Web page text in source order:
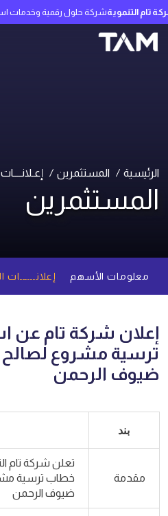
تام التنمويةشركة حلول رقمية وخدمات
الرئيسية المستثمرين
المستثمرين
معلومات الأسهم
إعلان شركة تام عن
ترسية مشروع لصالح
ضيوف الرحمن
بند
مقدمة
تعلن شركة تام
خطاب ترسية
ضيوف الرحمن